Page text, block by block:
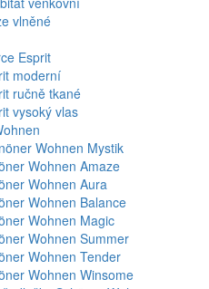
vlněné
Esprit
moderní
ručně tkané
vysoký vlas
Wohnen Mystik
Wohnen Amaze
Wohnen Aura
Wohnen Balance
Wohnen Magic
Wohnen Summer
Wohnen Tender
Wohnen Winsome